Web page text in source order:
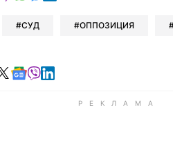
СУД ОППОЗИЦИЯ
в Telegram
в Facebook
Читайте в X
Читайте в Google news
Читайте в Viber
Читайте в LinkedIn